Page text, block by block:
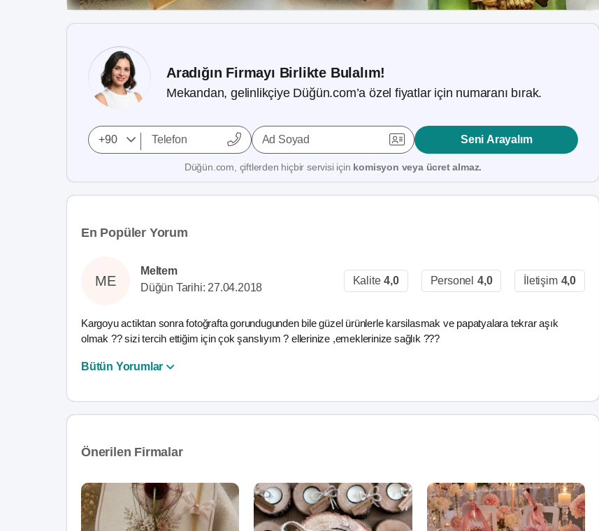
Aradığın Firmayı Birlikte Bulalım!
Mekandan, gelinlikçiye Düğün.com’a özel fiyatlar için numaranı bırak.
Ad Soyad Seni Arayalım
Düğün.com, çiftlerden hiçbir servisi için komisyon veya ücret almaz.
En Popüler Yorum
ME
Meltem
Düğün Tarihi: 27.04.2018
Kalite 4,0 Personel 4,0 İletişim 4,0
Kargoyu actiktan sonra fotoğrafta gorundugunden bile güzel ürünlerle karsilasmak ve papatyalara tekrar aşık
olmak ?? sizi tercih ettiğim için çok şanslıyım ? ellerinize ,emeklerinize sağlık ???
Bütün Yorumlar
Önerilen Firmalar